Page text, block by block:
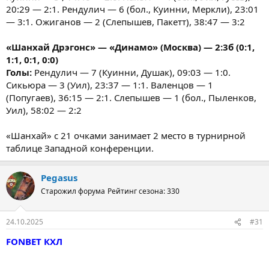
20:29 — 2:1. Рендулич — 6 (бол., Куинни, Меркли), 23:01
— 3:1. Ожиганов — 2 (Слепышев, Пакетт), 38:47 — 3:2
«Шанхай Дрэгонс» — «Динамо» (Москва) — 2:3б (0:1,
1:1, 0:1, 0:0)
Голы: Рендулич — 7 (Куинни, Душак), 09:03 — 1:0.
Сикьюра — 3 (Уил), 23:37 — 1:1. Валенцов — 1
(Попугаев), 36:15 — 2:1. Слепышев — 1 (бол., Пыленков,
Уил), 58:02 — 2:2
«Шанхай» с 21 очками занимает 2 место в турнирной
таблице Западной конференции.
Pegasus
Старожил форума Рейтинг сезона: 330
24.10.2025 #31
FONBET КХЛ